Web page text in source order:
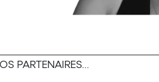
PARTENAIRES...